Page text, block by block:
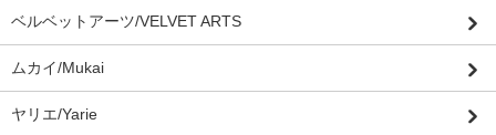
ベルベットアーツ/VELVET ARTS
ムカイ/Mukai
ヤリエ/Yarie